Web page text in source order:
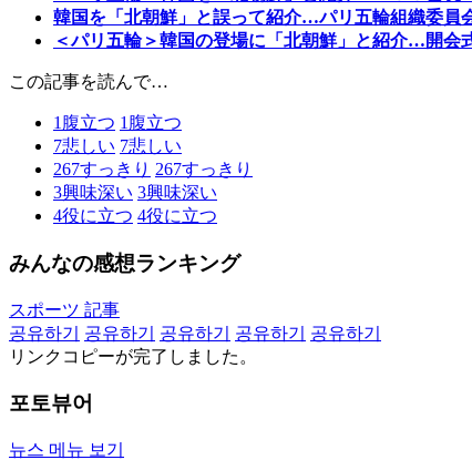
韓国を「北朝鮮」と誤って紹介…パリ五輪組織委員
＜パリ五輪＞韓国の登場に「北朝鮮」と紹介…開会
この記事を読んで…
1 腹立つ 1 腹立つ
7悲しい 7悲しい
267すっきり 267すっきり
3興味深い 3興味深い
4役に立つ 4役に立つ
みんなの感想ランキング
スポーツ 記事
공유하기
공유하기 공유하기 공유하기
공유하기
リンクコピーが完了しました。
포토뷰어
뉴스 메뉴 보기